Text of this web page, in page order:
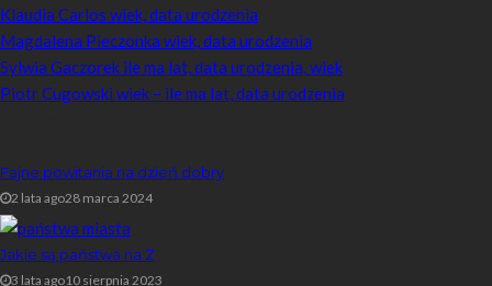
Klaudia Carlos wiek, data urodzenia
Magdalena Pieczonka wiek, data urodzenia
Sylwia Gaczorek ile ma lat, data urodzenia, wiek
Piotr Cugowski wiek – ile ma lat, data urodzenia
Fajne powitania na dzień dobry
2 lata ago28 marca 2024
Jakie są państwa na Z
3 lata ago10 sierpnia 2023